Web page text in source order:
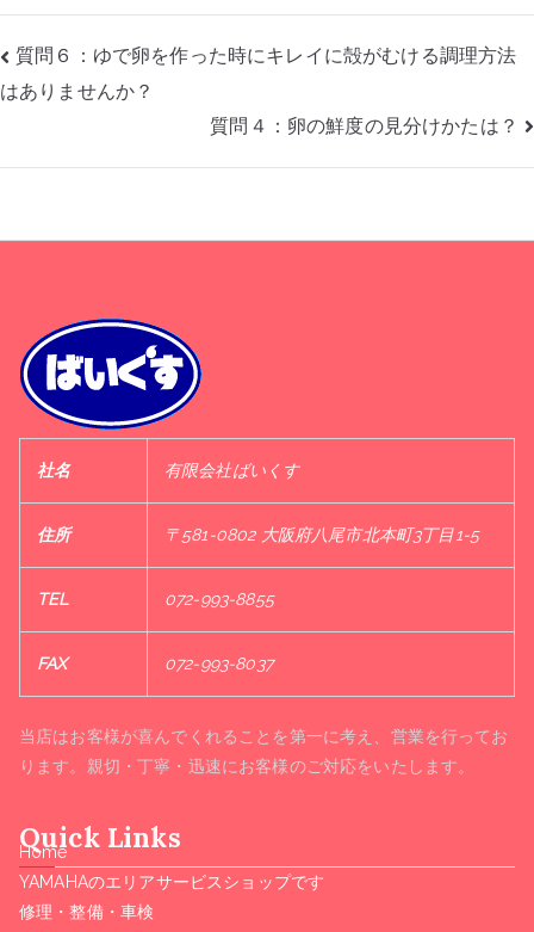
投
ナ
ー
ン
質問６：ゆで卵を作った時にキレイに殻がむける調理方法
はありませんか？
質問４：卵の鮮度の見分けかたは？
社名 有限会社ばいくす
住所 〒581-0802 大阪府八尾市北本町3丁目1-5
TEL 072-993-8855
FAX 072-993-8037
当店はお客様が喜んでくれることを第一に考え、営業を行ってお
ります。親切・丁寧・迅速にお客様のご対応をいたします。
Quick Links
Home
YAMAHAのエリアサービスショップです
修理・整備・車検